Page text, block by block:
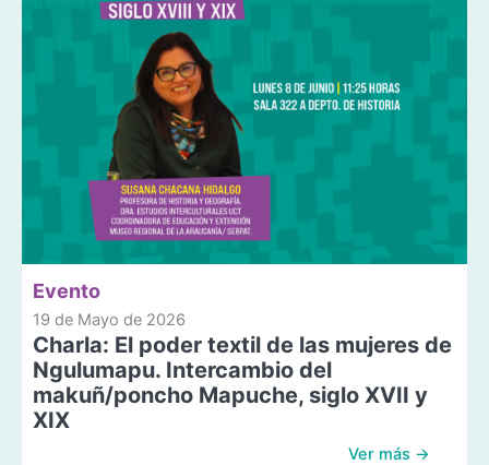
Evento
19 de Mayo de 2026
Charla: El poder textil de las mujeres de
Ngulumapu. Intercambio del
makuñ/poncho Mapuche, siglo XVII y
XIX
Ver más →